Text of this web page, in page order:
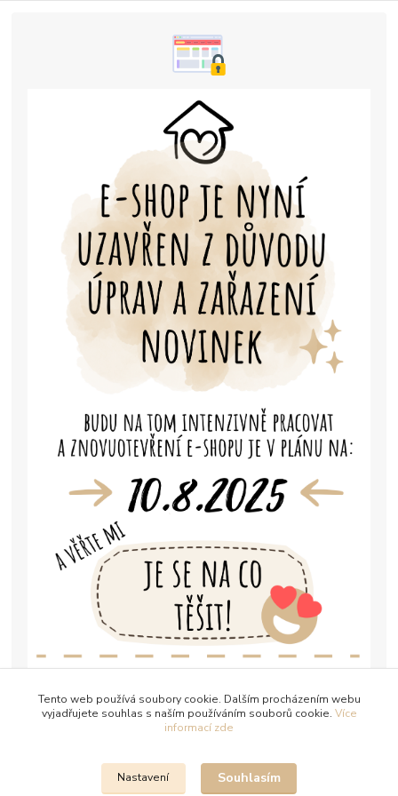
Tento web používá soubory cookie. Dalším procházením webu
vyjadřujete souhlas s naším používáním souborů cookie. Více
informací zde
Nastavení Souhlasím